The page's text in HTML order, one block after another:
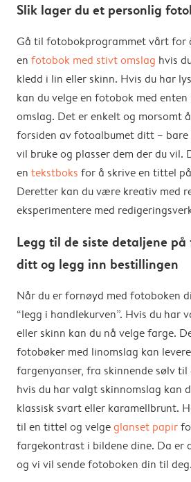
Slik lager du et personlig
Gå til fotobokprogrammet vårt for
en fotobok med stivt omslag hvis
kledd i lin eller skinn. Hvis du har
kan du velge en fotobok med
omslag. Det er enkelt og morsomt
forsiden av fotoalbumet ditt – bare
vil bruke og plasser dem der du vil.
en tekstboks for å skrive en tittel
Deretter kan du være kreativ med
eksperimentere med
Legg til de siste detaljene
ditt og legg inn bestillingen
Når du er fornøyd med fotoboken
“legg i handlekurven”. Hvis du har
eller skinn kan du nå velge farge.
fotobøker med linomslag kan
fargenyanser, fra skinnende sølv
hvis du har valgt skinnomslag kan
klassisk svart eller karamellbrunt.
til en tittel og velgeglanset papir
fargekontrast i bildene dine. Da er
og vi vil sende fotoboken din til deg.